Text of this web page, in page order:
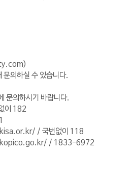
문의하실 수 있습니다.
문의하시기 바랍니다.
이 182
/ 국번없이 118
/ 1833-6972